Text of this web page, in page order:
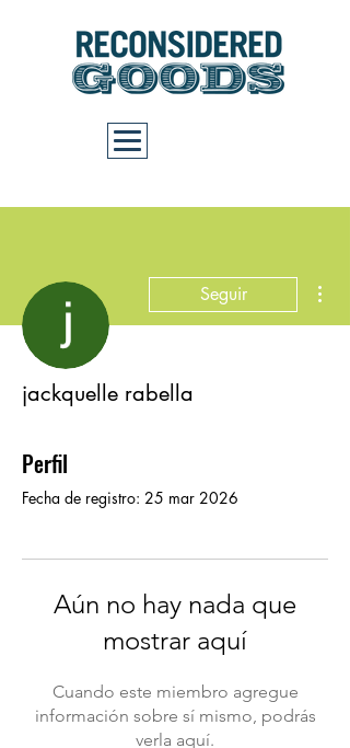
Seguir
jackquelle rabella
Perfil
Fecha de registro: 25 mar 2026
Aún no hay nada que
mostrar aquí
Cuando este miembro agregue
información sobre sí mismo, podrás
verla aquí.